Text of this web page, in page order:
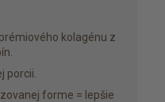
kolagénu z
porcii.
forme = lepšie